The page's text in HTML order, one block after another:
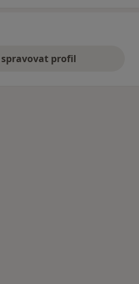
profil